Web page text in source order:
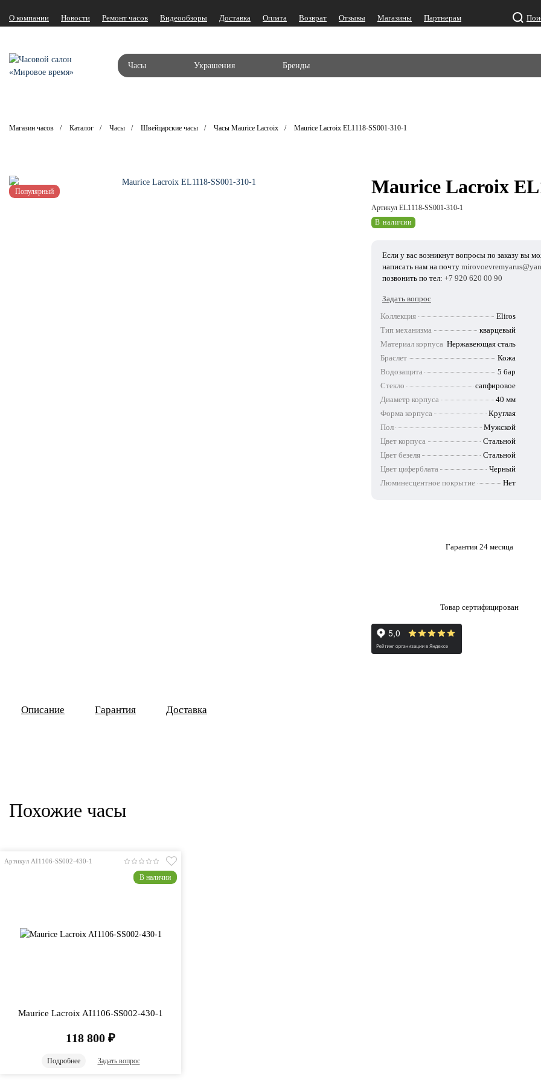
О компании Новости Ремонт часов Видеообзоры Доставка Оплата Возврат Отзывы Магазины Партнерам
Часы Украшения Бренды
Магазин часов Каталог Часы Швейцарские часы Часы Maurice Lacroix Maurice Lacroix EL1118-SS001-310-1
Популярный Maurice Lacroix
Артикул EL1118-SS001-310-1
В наличии
Если у вас возникнут вопросы по заказу вы
написать нам на почту
позвонить по тел: +7 920 620 00 90
Задать вопрос
Коллекция
Eliros
Тип механизма
кварцевый
Материал корпуса Нержавеющая сталь
Браслет
Кожа
Водозащита
5 бар
Стекло
сапфировое
Диаметр корпуса
40 мм
Форма корпуса
Круглая
Пол
Мужской
Цвет корпуса
Стальной
Цвет безеля
Стальной
Цвет циферблата
Черный
Люминесцентное покрытие
Нет
Гарантия 24 месяца
Товар сертифицирован
Описание Гарантия Доставка
Похожие часы
Артикул AI1106-SS002-430-1
В наличии
Maurice Lacroix AI1106-SS002-430-1
118 800 ₽
Подробнее Задать вопрос